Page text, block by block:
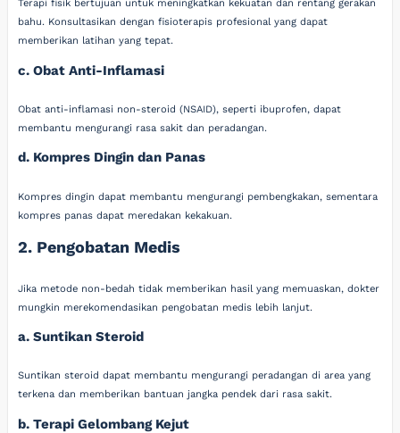
Terapi fisik bertujuan untuk meningkatkan kekuatan dan rentang gerakan
bahu. Konsultasikan dengan fisioterapis profesional yang dapat
memberikan latihan yang tepat.
c. Obat Anti-Inflamasi
Obat anti-inflamasi non-steroid (NSAID), seperti ibuprofen, dapat
membantu mengurangi rasa sakit dan peradangan.
d. Kompres Dingin dan Panas
Kompres dingin dapat membantu mengurangi pembengkakan, sementara
kompres panas dapat meredakan kekakuan.
2. Pengobatan Medis
Jika metode non-bedah tidak memberikan hasil yang memuaskan, dokter
mungkin merekomendasikan pengobatan medis lebih lanjut.
a. Suntikan Steroid
Suntikan steroid dapat membantu mengurangi peradangan di area yang
terkena dan memberikan bantuan jangka pendek dari rasa sakit.
b. Terapi Gelombang Kejut